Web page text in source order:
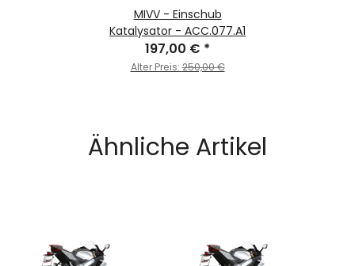
MIVV - Einschub
Katalysator - ACC.077.A1
197,00 € *
Alter Preis:250,00 €
Ähnliche Artikel